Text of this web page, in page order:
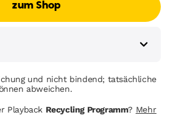
zum Shop
und nicht bindend; tatsächliche
abweichen.
Playback Recycling Programm? Mehr